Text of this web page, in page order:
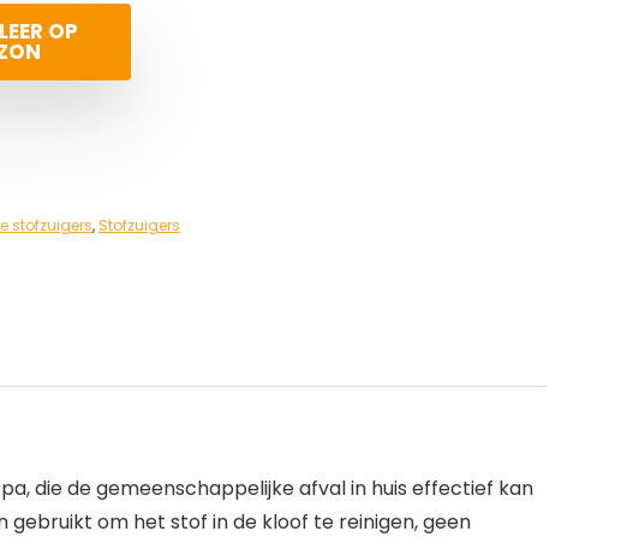
OP
stofzuigers, Stofzuigers
die de gemeenschappelijke afval in huis effectief kan
om het stof in de kloof te reinigen, geen